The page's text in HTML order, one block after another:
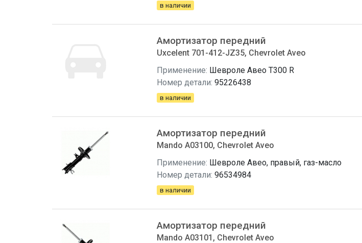
в наличии
Амортизатор передний
Uxcelent 701-412-JZ35, Chevrolet Aveo
Применение: Шевроле Авео T300 R
Номер детали: 95226438
в наличии
Амортизатор передний
Mando A03100, Chevrolet Aveo
Применение: Шевроле Авео, правый, газ-масло
Номер детали: 96534984
в наличии
Амортизатор передний
Mando A03101, Chevrolet Aveo